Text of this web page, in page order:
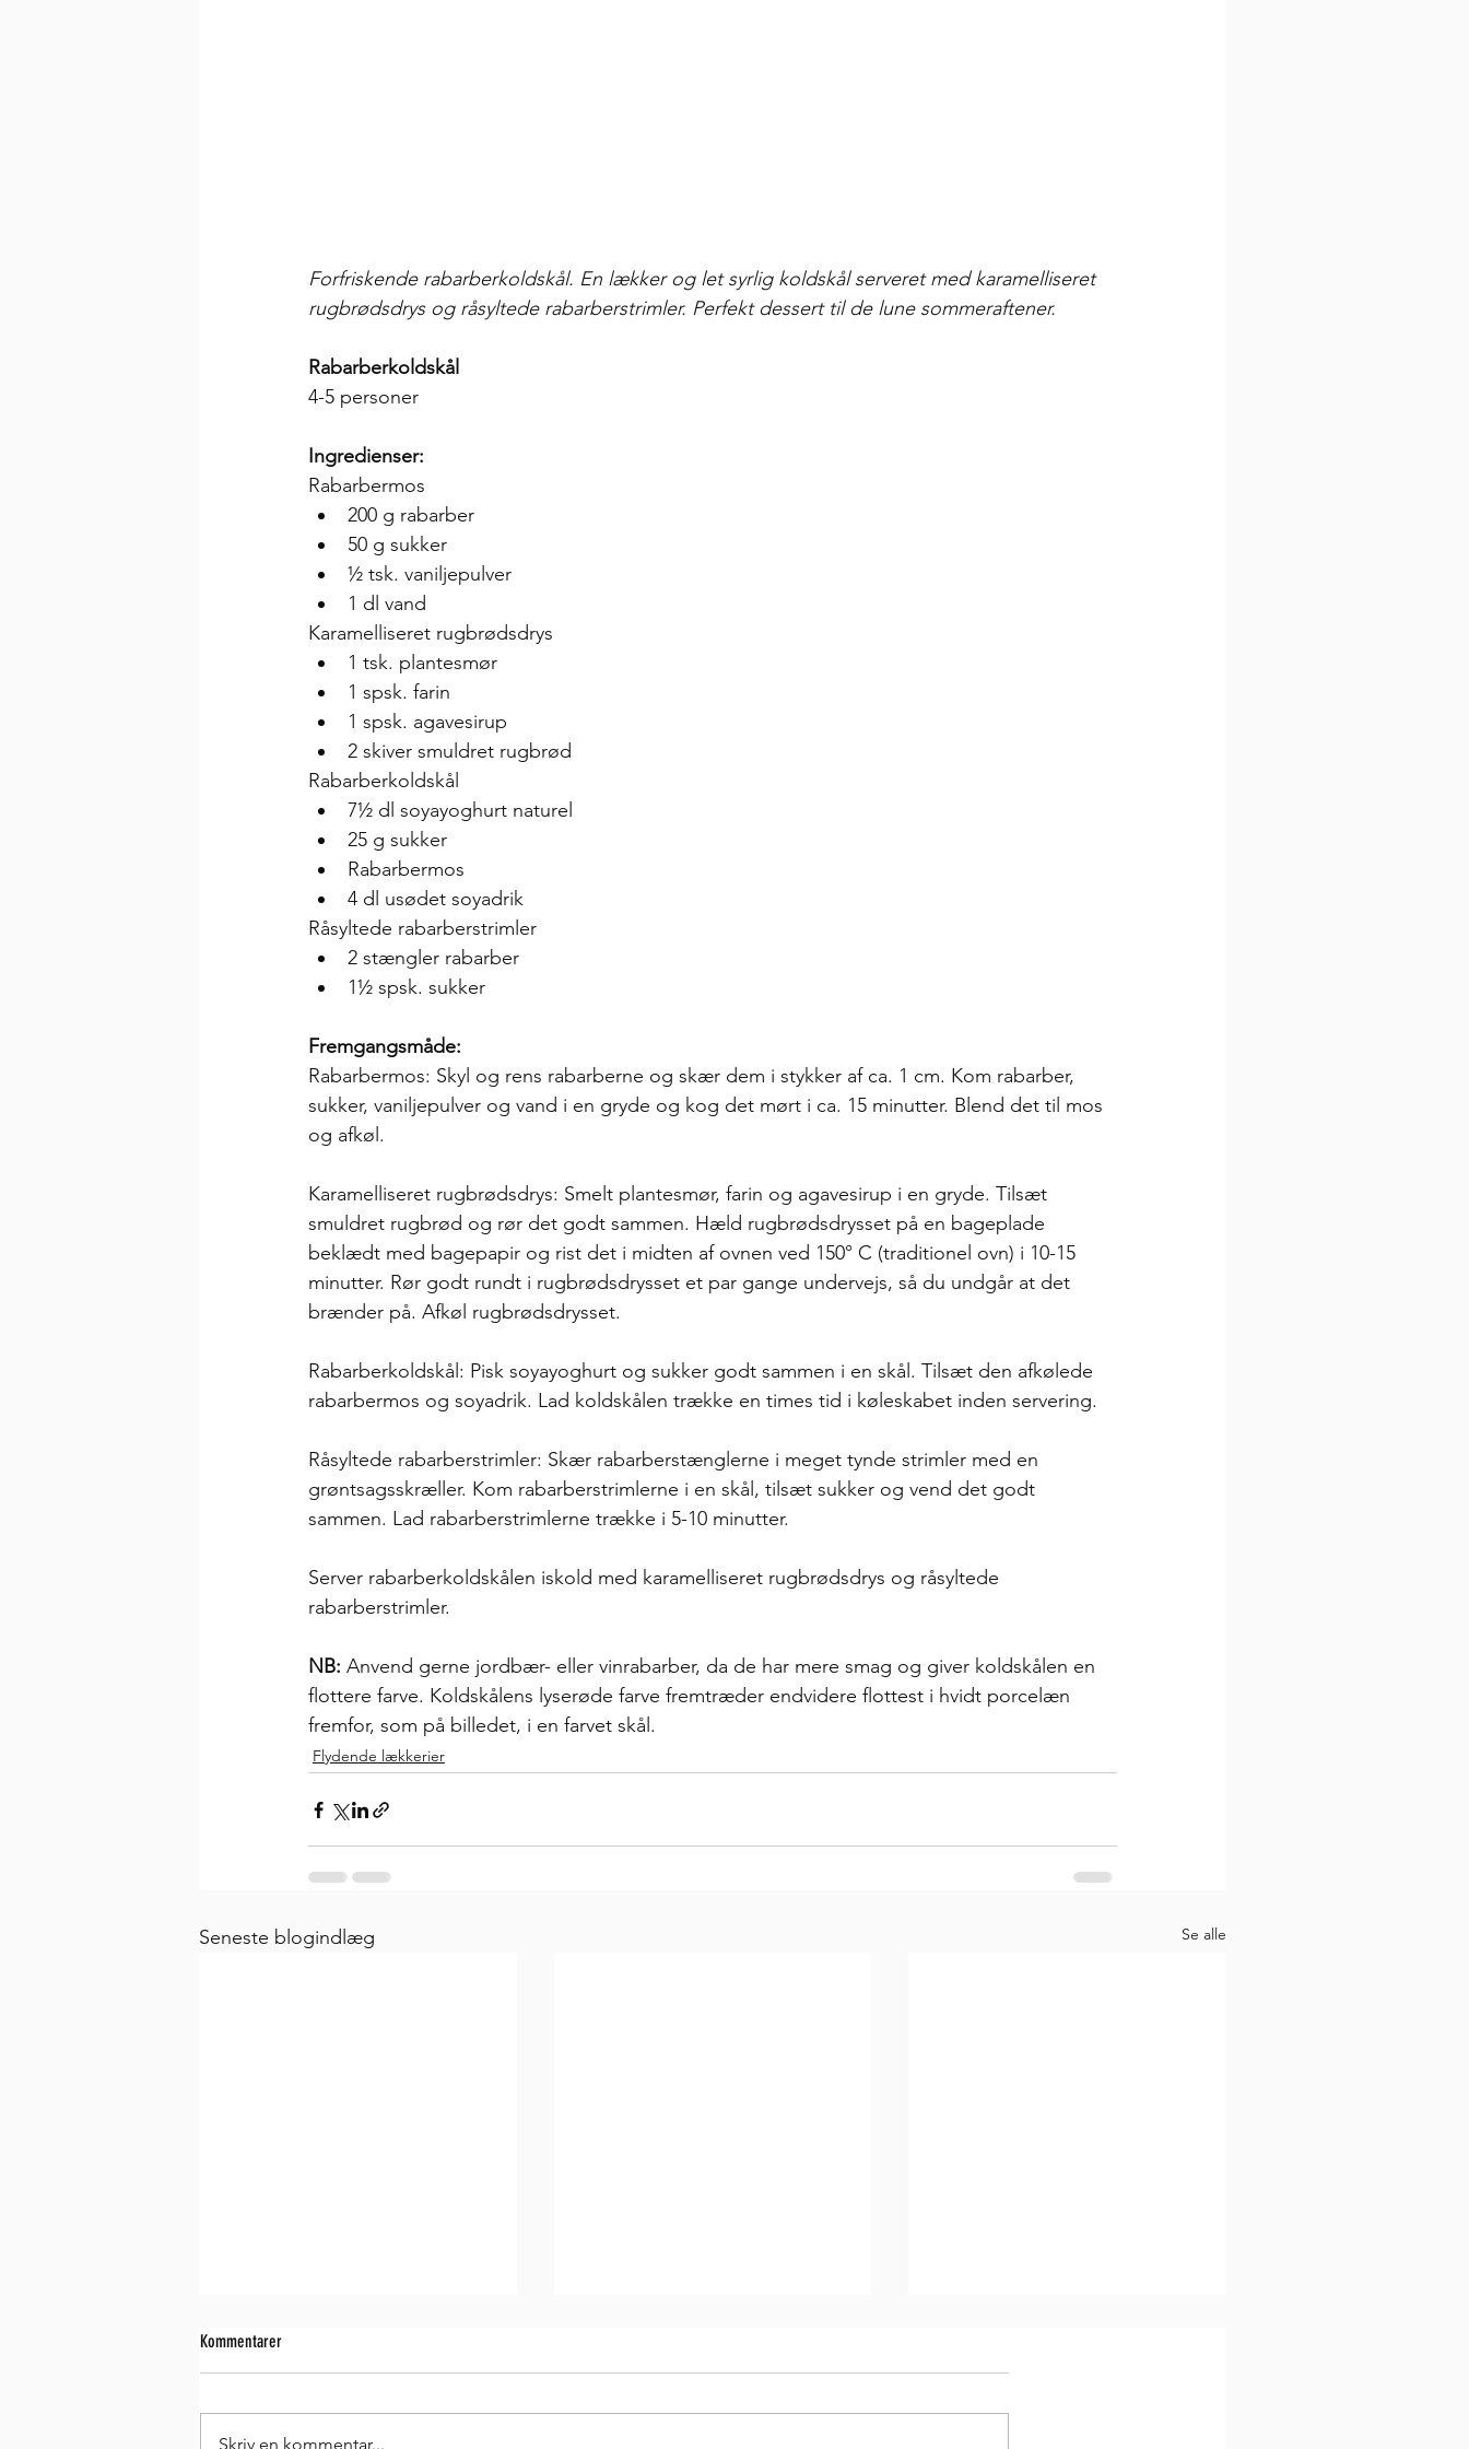
Forfriskende rabarberkoldskål. En lækker og let syrlig koldskål serveret med karamelliseret
rugbrødsdrys og råsyltede rabarberstrimler. Perfekt dessert til de lune sommeraftener.
Rabarberkoldskål
4-5 personer
Ingredienser:
Rabarbermos
200 g rabarber
50 g sukker
½ tsk. vaniljepulver
1 dl vand
Karamelliseret rugbrødsdrys
1 tsk. plantesmør
1 spsk. farin
1 spsk. agavesirup
2 skiver smuldret rugbrød
Rabarberkoldskål
7½ dl soyayoghurt naturel
25 g sukker
Rabarbermos
4 dl usødet soyadrik
Råsyltede rabarberstrimler
2 stængler rabarber
1½ spsk. sukker
Fremgangsmåde:
Rabarbermos: Skyl og rens rabarberne og skær dem i stykker af ca. 1 cm. Kom rabarber,
sukker, vaniljepulver og vand i en gryde og kog det mørt i ca. 15 minutter. Blend det til mos
og afkøl.
Karamelliseret rugbrødsdrys: Smelt plantesmør, farin og agavesirup i en gryde. Tilsæt
smuldret rugbrød og rør det godt sammen. Hæld rugbrødsdrysset på en bageplade
beklædt med bagepapir og rist det i midten af ovnen ved 150° C (traditionel ovn) i 10-15
minutter. Rør godt rundt i rugbrødsdrysset et par gange undervejs, så du undgår at det
brænder på. Afkøl rugbrødsdrysset.
Rabarberkoldskål: Pisk soyayoghurt og sukker godt sammen i en skål. Tilsæt den afkølede
rabarbermos og soyadrik. Lad koldskålen trække en times tid i køleskabet inden servering.
Råsyltede rabarberstrimler: Skær rabarberstænglerne i meget tynde strimler med en
grøntsagsskræller. Kom rabarberstrimlerne i en skål, tilsæt sukker og vend det godt
sammen. Lad rabarberstrimlerne trække i 5-10 minutter.
Server rabarberkoldskålen iskold med karamelliseret rugbrødsdrys og råsyltede
rabarberstrimler.
NB: Anvend gerne jordbær- eller vinrabarber, da de har mere smag og giver koldskålen en
flottere farve. Koldskålens lyserøde farve fremtræder endvidere flottest i hvidt porcelæn
fremfor, som på billedet, i en farvet skål.
Flydende lækkerier
Seneste blogindlæg Se alle
Kommentarer
Skriv en kommentar...